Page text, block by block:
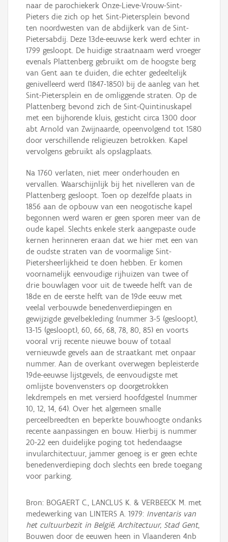
naar de parochiekerk Onze-Lieve-Vrouw-Sint-
Pieters die zich op het Sint-Pietersplein bevond
ten noordwesten van de abdijkerk van de Sint-
Pietersabdij. Deze 13de-eeuwse kerk werd echter in
1799 gesloopt. De huidige straatnaam werd vroeger
evenals Plattenberg gebruikt om de hoogste berg
van Gent aan te duiden, die echter gedeeltelijk
genivelleerd werd (1847-1850) bij de aanleg van het
Sint-Pietersplein en de omliggende straten. Op de
Plattenberg bevond zich de Sint-Quintinuskapel
met een bijhorende kluis, gesticht circa 1300 door
abt Arnold van Zwijnaarde, opeenvolgend tot 1580
door verschillende religieuzen betrokken. Kapel
vervolgens gebruikt als opslagplaats.
Na 1760 verlaten, niet meer onderhouden en
vervallen. Waarschijnlijk bij het nivelleren van de
Plattenberg gesloopt. Toen op dezelfde plaats in
1856 aan de opbouw van een neogotische kapel
begonnen werd waren er geen sporen meer van de
oude kapel. Slechts enkele sterk aangepaste oude
kernen herinneren eraan dat we hier met een van
de oudste straten van de voormalige Sint-
Pietersheerlijkheid te doen hebben. Er komen
voornamelijk eenvoudige rijhuizen van twee of
drie bouwlagen voor uit de tweede helft van de
18de en de eerste helft van de 19de eeuw met
veelal verbouwde benedenverdiepingen en
gewijzigde gevelbekleding (nummer 3-5 (gesloopt),
13-15 (gesloopt), 60, 66, 68, 78, 80, 85) en voorts
vooral vrij recente nieuwe bouw of totaal
vernieuwde gevels aan de straatkant met onpaar
nummer. Aan de overkant overwegen bepleisterde
19de-eeuwse lijstgevels, de eenvoudigste met
omlijste bovenvensters op doorgetrokken
lekdrempels en met versierd hoofdgestel (nummer
10, 12, 14, 64). Over het algemeen smalle
perceelbreedten en beperkte bouwhoogte ondanks
recente aanpassingen en bouw. Hierbij is nummer
20-22 een duidelijke poging tot hedendaagse
invularchitectuur, jammer genoeg is er geen echte
benedenverdieping doch slechts een brede toegang
voor parking.
Bron: BOGAERT C., LANCLUS K. & VERBEECK M. met
medewerking van LINTERS A. 1979: Inventaris van
het cultuurbezit in België, Architectuur, Stad Gent,
Bouwen door de eeuwen heen in Vlaanderen 4nb